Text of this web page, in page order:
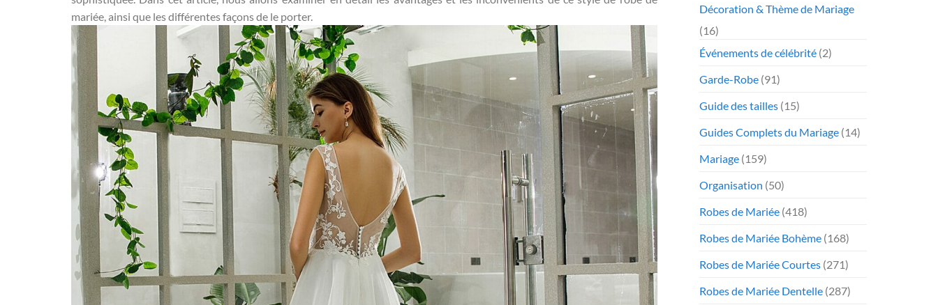
mariée, ainsi que les différentes façons de le porter.
Décoration & Thème de Mariage
(16)
Événements de célébrité (2)
Garde-Robe (91)
Guide des tailles (15)
Guides Complets du Mariage (14)
Mariage (159)
Organisation (50)
Robes de Mariée (418)
Robes de Mariée Bohème (168)
Robes de Mariée Courtes (271)
Robes de Mariée Dentelle (287)